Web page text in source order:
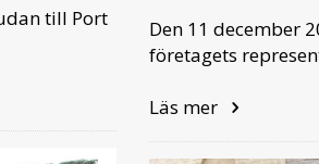
till Port
Den 11 december
företagets
Läs mer